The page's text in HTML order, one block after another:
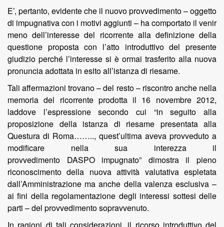
E’, pertanto, evidente che il nuovo provvedimento – oggetto
di impugnativa con i motivi aggiunti – ha comportato il venir
meno dell’interesse del ricorrente alla definizione della
questione proposta con l’atto introduttivo del presente
giudizio perché l’interesse si è ormai trasferito alla nuova
pronuncia adottata in esito all’istanza di riesame.
Tali affermazioni trovano – del resto – riscontro anche nella
memoria del ricorrente prodotta il 16 novembre 2012,
laddove l’espressione secondo cui “in seguito alla
proposizione della istanza di riesame presentata alla
Questura di Roma…….., quest’ultima aveva provveduto a
modificare nella sua interezza il
provvedimento DASPO impugnato” dimostra il pieno
riconoscimento della nuova attività valutativa espletata
dall’Amministrazione ma anche della valenza esclusiva –
ai fini della regolamentazione degli interessi sottesi delle
parti – del provvedimento sopravvenuto.